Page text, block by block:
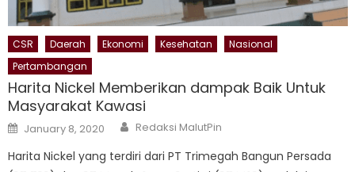
CSR Daerah Ekonomi Kesehatan
Nasional
Pertambangan
Harita Nickel Memberikan dampak Baik Untuk
Masyarakat Kawasi
Posted
on
January 8, 2020 Author
Redaksi MalutPin
Harita Nickel yang terdiri dari PT Trimegah Bangun Persada